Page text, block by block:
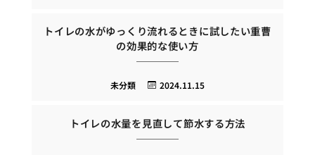
トイレの水がゆっくり流れるときに試したい重曹
の効果的な使い方
2024.11.15
未分類
トイレの水量を見直して節水する方法